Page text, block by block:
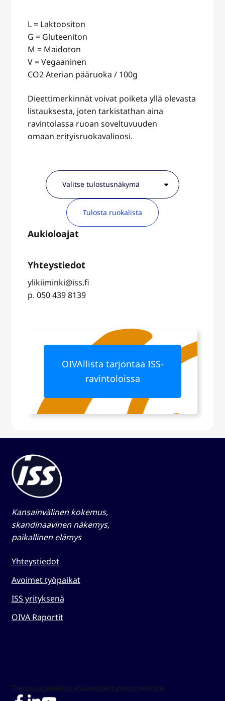
L = Laktoositon
G = Gluteeniton
M = Maidoton
V = Vegaaninen
CO2 Aterian pääruoka / 100g
Dieettimerkinnät voivat poiketa yllä olevasta
listauksesta, joten tarkistathan aina
ravintolassa ruoan soveltuvuuden
omaan erityisruokavalioosi.
Tulosta ruokalista
ylikiiminki@iss.fi
p. 050 439 8139
OIVAllista tarjontaa ISS-
ravintoloissa
Kansainvälinen kokemus,
skandinaavinen näkemys,
paikallinen elämys​
Yhteystiedot
Avoimet työpaikat
ISS yrityksenä
OIVA Raportit
TietosuojaselosteSaavutettavuusseloste